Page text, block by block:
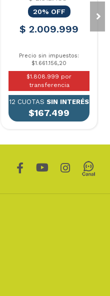
20% OFF
$ 2.009.999
Precio sin impuestos:
$1.661.156,20
$1.808.999 por
transferencia
12 CUOTAS SIN INTERÉS
$167.499